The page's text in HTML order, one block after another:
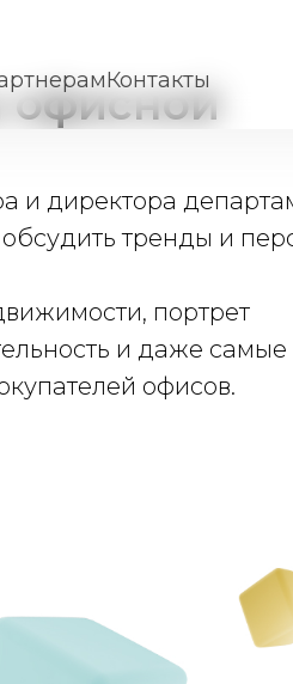
Контакты
офисной
и директора
тренды и
портрет
и даже самые
офисов.